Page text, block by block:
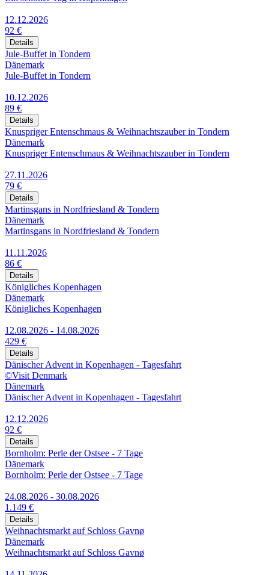
12.12.2026
92 €
Details
Jule-Buffet in Tondern
Dänemark
Jule-Buffet in Tondern
10.12.2026
89 €
Details
Knuspriger Entenschmaus & Weihnachtszauber in Tondern
Dänemark
Knuspriger Entenschmaus & Weihnachtszauber in Tondern
27.11.2026
79 €
Details
Martinsgans in Nordfriesland & Tondern
Dänemark
Martinsgans in Nordfriesland & Tondern
11.11.2026
86 €
Details
Königliches Kopenhagen
Dänemark
Königliches Kopenhagen
12.08.2026 - 14.08.2026
429 €
Details
Dänischer Advent in Kopenhagen - Tagesfahrt
©Visit Denmark
Dänemark
Dänischer Advent in Kopenhagen - Tagesfahrt
12.12.2026
92 €
Details
Bornholm: Perle der Ostsee - 7 Tage
Dänemark
Bornholm: Perle der Ostsee - 7 Tage
24.08.2026 - 30.08.2026
1.149 €
Details
Weihnachtsmarkt auf Schloss Gavnø
Dänemark
Weihnachtsmarkt auf Schloss Gavnø